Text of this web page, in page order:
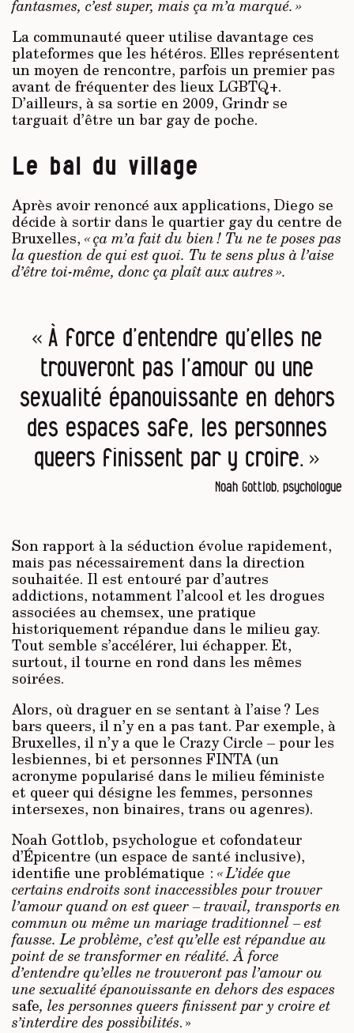
fantasmes, c’est super, mais ça m’a marqué. »
La communauté queer utilise davantage ces
plateformes que les hétéros. Elles représentent
un moyen de rencontre, parfois un premier pas
avant de fréquenter des lieux LGBTQ+.
D’ailleurs, à sa sortie en 2009, Grindr se
targuait d’être un bar gay de poche.
Le bal du village
Après avoir renoncé aux applications, Diego se
décide à sortir dans le quartier gay du centre de
Bruxelles, « ça m’a fait du bien ! Tu ne te poses pas
la question de qui est quoi. Tu te sens plus à l’aise
d’être toi-même, donc ça plaît aux autres ».
« À force d’entendre qu’elles ne
trouveront pas l’amour ou une
sexualité épanouissante en dehors
des espaces safe, les personnes
queers finissent par y croire. »
Noah Gottlob, psychologue
Son rapport à la séduction évolue rapidement,
mais pas nécessairement dans la direction
souhaitée. Il est entouré par d’autres
addictions, notamment l’alcool et les drogues
associées au chemsex, une pratique
historiquement répandue dans le milieu gay.
Tout semble s’accélérer, lui échapper. Et,
surtout, il tourne en rond dans les mêmes
soirées.
Alors, où draguer en se sentant à l’aise ? Les
bars queers, il n’y en a pas tant. Par exemple, à
Bruxelles, il n’y a que le Crazy Circle – pour les
lesbiennes, bi et personnes FINTA (un
acronyme popularisé dans le milieu féministe
et queer qui désigne les femmes, personnes
intersexes, non binaires, trans ou agenres).
Noah Gottlob, psychologue et cofondateur
d’Épicentre (un espace de santé inclusive),
identifie une problématique : « L’idée que
certains endroits sont inaccessibles pour trouver
l’amour quand on est queer – travail, transports en
commun ou même un mariage traditionnel – est
fausse. Le problème, c’est qu’elle est répandue au
point de se transformer en réalité. À force
d’entendre qu’elles ne trouveront pas l’amour ou
une sexualité épanouissante en dehors des espaces
safe, les personnes queers finissent par y croire et
s’interdire des possibilités. »